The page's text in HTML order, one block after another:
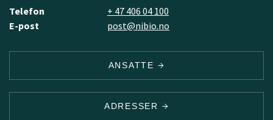
Telefon
+ 47 406 04 100
E-post
post@nibio.no
ANSATTE
ADRESSER